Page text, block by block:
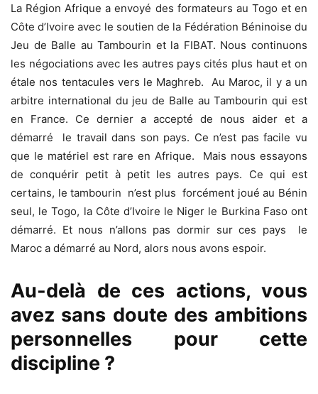
La Région Afrique a envoyé des formateurs au Togo et en
Côte d’Ivoire avec le soutien de la Fédération Béninoise du
Jeu de Balle au Tambourin et la FIBAT. Nous continuons
les négociations avec les autres pays cités plus haut et on
étale nos tentacules vers le Maghreb. Au Maroc, il y a un
arbitre international du jeu de Balle au Tambourin qui est
en France. Ce dernier a accepté de nous aider et a
démarré le travail dans son pays. Ce n’est pas facile vu
que le matériel est rare en Afrique. Mais nous essayons
de conquérir petit à petit les autres pays. Ce qui est
certains, le tambourin n’est plus forcément joué au Bénin
seul, le Togo, la Côte d’Ivoire le Niger le Burkina Faso ont
démarré. Et nous n’allons pas dormir sur ces pays le
Maroc a démarré au Nord, alors nous avons espoir.
Au-delà de ces actions, vous
avez sans doute des ambitions
personnelles pour cette
discipline ?